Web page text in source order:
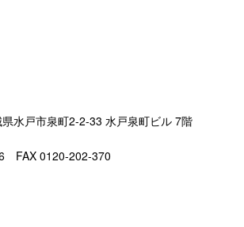
水戸市泉町2-2-33 水戸泉町ビル 7階
FAX 0120-202-370